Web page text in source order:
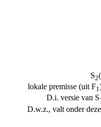
S2
lokale premisse (uit F1
D.i. versie van S
D.w.z., valt onder